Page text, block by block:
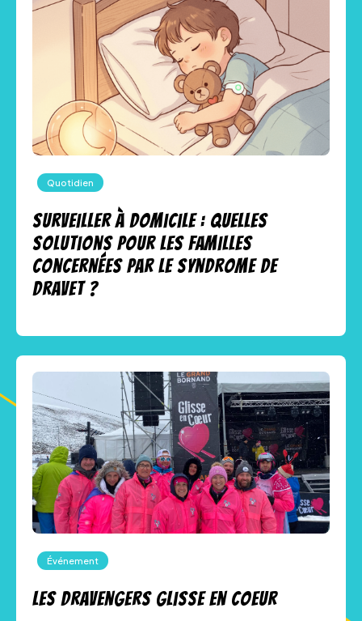
Quotidien
Surveiller à domicile : quelles
solutions pour les familles
concernées par le syndrome de
Dravet ?
Événement
Les Dravengers Glisse en coeur